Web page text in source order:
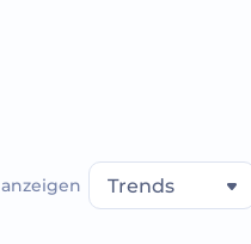
anzeigen Trends